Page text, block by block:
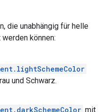
die unabhängig für helle
können:
und Schwarz.
mit